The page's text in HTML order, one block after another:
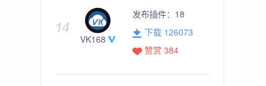
VK168
发布插件： 18
下载 126073
赞赏 384